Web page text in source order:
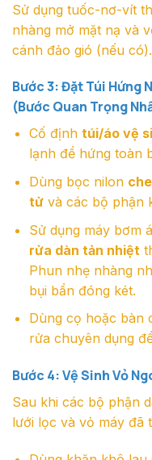
Sử dụng tuốc-nơ-vít
nhàng mở mặt nạ và
cánh đảo gió (nếu có).
Bước 3: Đặt Túi Hứng
(Bước Quan Trọng
Cố định túi/áo vệ
lạnh để hứng toàn
Dùng bọc nilon
tửvà các bộ phận
Sử dụng máy bơm
rửa dàn tản nhiệt
Phun nhẹ nhàng
bụi bẩn đóng két.
Dùng cọ hoặc bàn
rửa chuyên dụng
Bước 4: Vệ Sinh Vỏ
Sau khi các bộ phận
lưới lọc và vỏ máy đã